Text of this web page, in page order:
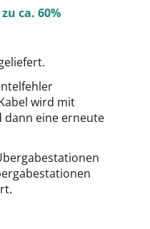
ca. 60%
wird mit
dann eine erneute